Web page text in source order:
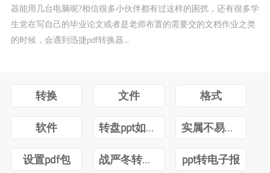
器能用几台电脑呢?相信很多小伙伴都有过这样的困扰，还有很多学
生党在写自己的毕业论文或者是老师布置的需要交的文档作业之类
的时候，会遇到迅捷pdf转换器...
转换 文件
格式
软件
转盘ppt如何制作让指针转
实属不易牛转乾坤图片抖音
设置pdf包
战严冬转观念ppt
ppt转电子报